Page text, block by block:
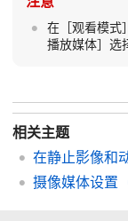
在［观看模式］
播放媒体］ 选
相关主题
在静止影像和
摄像媒体设置